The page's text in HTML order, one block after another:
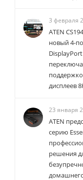
3 февраля
ATEN
новый 4-
дисплеев
23 января
ATEN
серию
решения